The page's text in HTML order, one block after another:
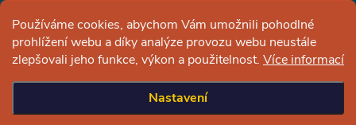
Používáme cookies, abychom Vám umožnili pohodlné
prohlížení webu a díky analýze provozu webu neustále
zlepšovali jeho funkce, výkon a použitelnost. Více informací
Nastavení
Facebook
Copyright 2026Česká pila - pobočka Jimlín. Všechna práva vyhrazena.